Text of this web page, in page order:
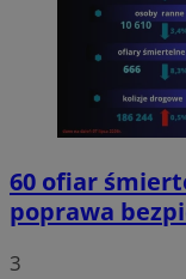
60 ofiar
poprawa
3